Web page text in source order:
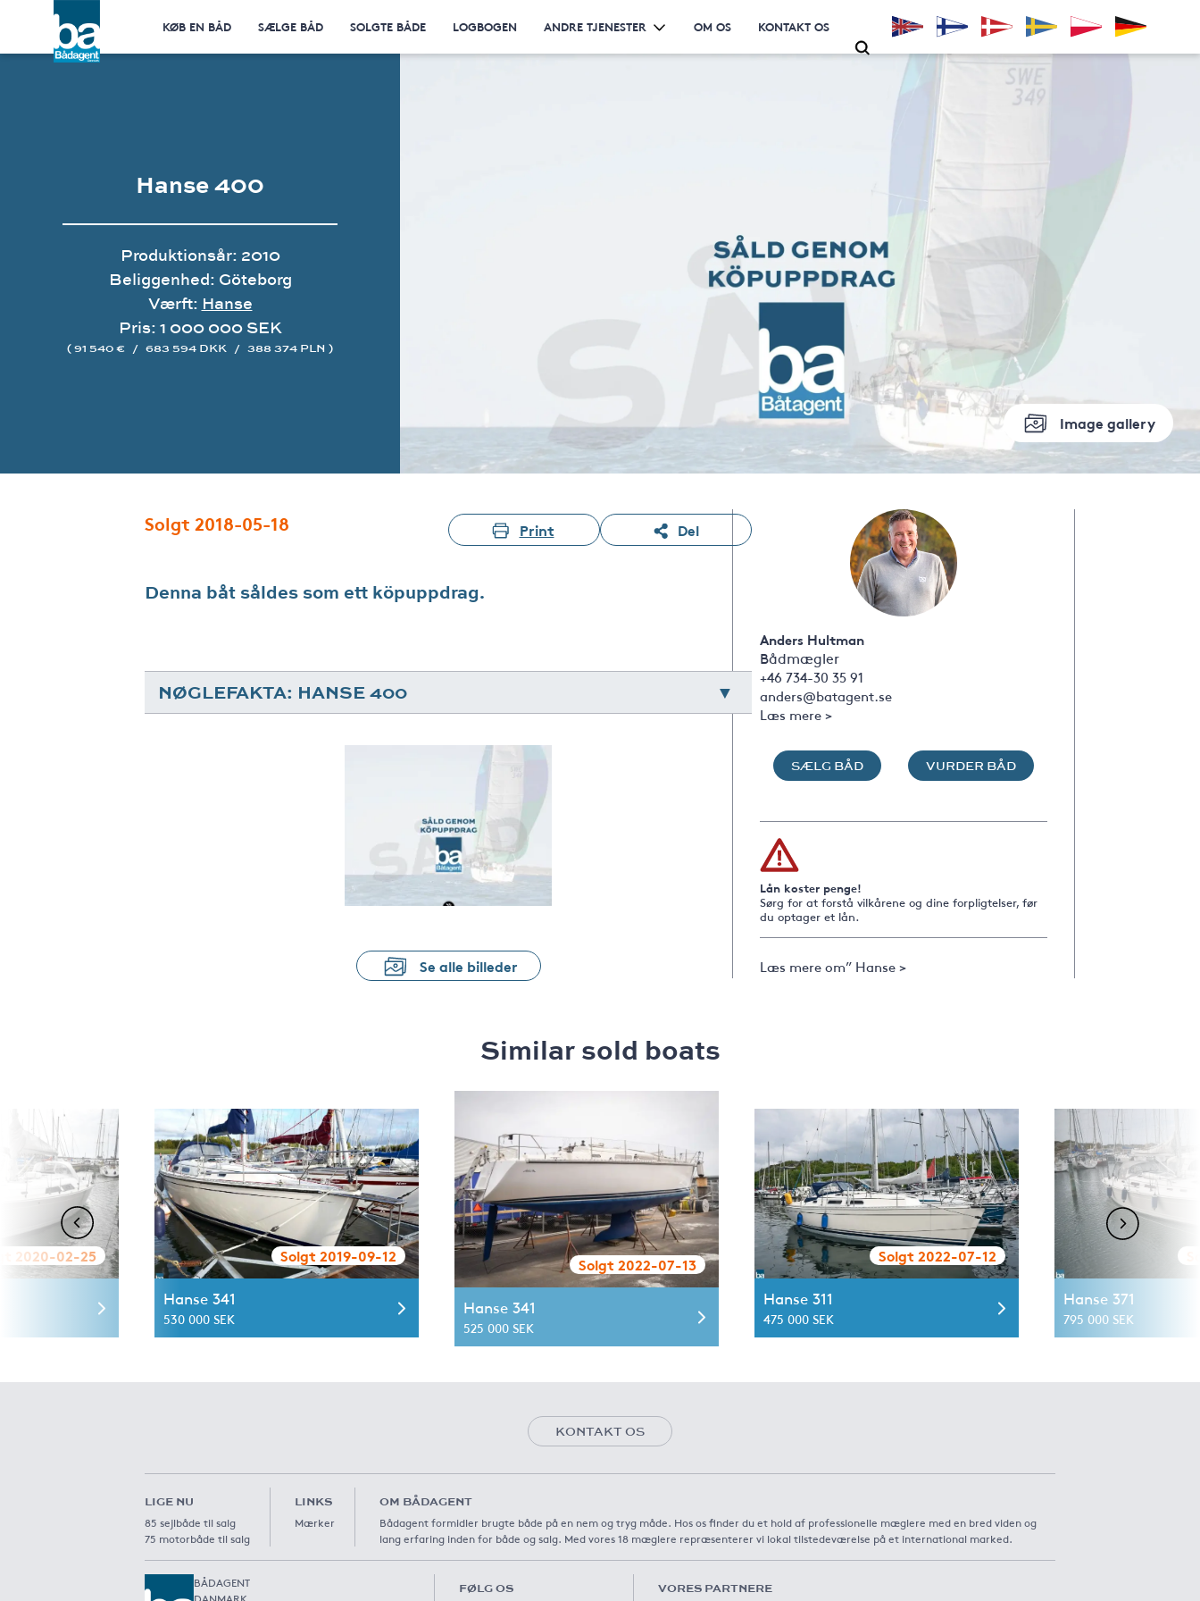
KØB EN BÅD SÆLGE BÅD SOLGTE BÅDE LOGBOGEN ANDRE TJENESTER OM OS KONTAKT OS
Image gallery
Hanse 400
Produktionsår: 2010
Beliggenhed: Göteborg
Værft: Hanse
Pris: 1 000 000 SEK
( 91 540 € / 683 594 DKK / 388 374 PLN )
Solgt 2018-05-18 Print Del
Denna båt såldes som ett köpuppdrag.
NØGLEFAKTA: HANSE 400
Se alle billeder
Anders Hultman
Bådmægler
+46 734-30 35 91
anders@batagent.se
Læs mere >
SÆLG BÅD VURDER BÅD
Lån koster penge!
Sørg for at forstå vilkårene og dine forpligtelser, før
du optager et lån.
Læs mere om” Hanse >
Similar sold boats
2020-02-25 Solgt 2019-09-12
Hanse 341
530 000 SEK
Solgt 2022-07-13
Hanse 341
525 000 SEK
Solgt 2022-07-12
Hanse 311
475 000 SEK
Hanse 371
795 000 SEK
KONTAKT OS
LIGE NU
85 sejlbåde til salg
75 motorbåde til salg
LINKS
Mærker
OM BÅDAGENT
Bådagent formidler brugte både på en nem og tryg måde. Hos os finder du et hold af professionelle mæglere med en bred viden og
lang erfaring inden for både og salg. Med vores 18 mæglere repræsenterer vi lokal tilstedeværelse på et international marked.
BÅDAGENT
DANMARK
FØLG OS VORES PARTNERE